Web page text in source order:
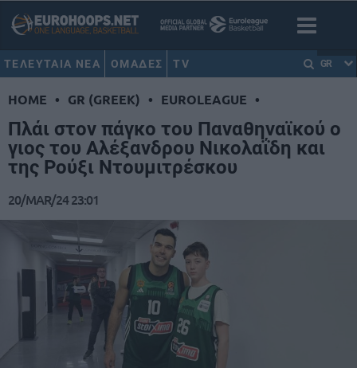
ΤΕΛΕΥΤΑΙΑ ΝΕΑ ΟΜΑΔΕΣ TV GR
HOME • GR (GREEK) • EUROLEAGUE •
Πλάι στον πάγκο του Παναθηναϊκού ο
γιος του Αλέξανδρου Νικολαΐδη και
της Ρούξι Ντουμιτρέσκου
20/MAR/24 23:01